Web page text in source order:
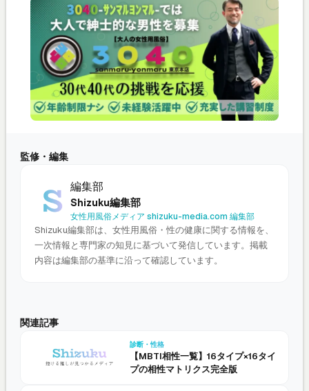
監修・編集
編集部
Shizuku編集部
女性用風俗メディア shizuku-media.com 編集部
Shizuku編集部は、女性用風俗・性の健康に関する情報を、
一次情報と専門家の知見に基づいて発信しています。掲載
内容は編集部の基準に沿って確認しています。
関連記事
診断・性格
【MBTI相性一覧】16タイプ×16タイ
プの相性マトリクス完全版